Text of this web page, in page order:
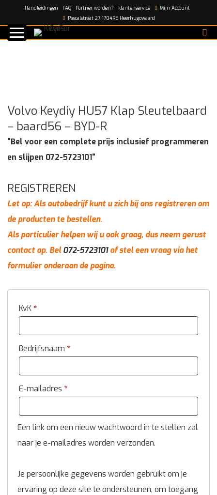
Handleidingen FAQ Partner worden? klantenservice
Mijn Account
Pascalstraat 27 1704RE Heerhugowaard
Home/shop/ Volvo Keydiy HU57 Klap Sleutelbaard –
baard56 – BYD-R
Volvo Keydiy HU57 Klap Sleutelbaard
– baard56 – BYD-R
"Bel voor een complete prijs inclusief programmeren
en slijpen 072-5723101"
REGISTREREN
Let op: Als autobedrijf kunt u zich bij ons registreren om
de producten te bestellen.
Als particulier helpen wij u ook graag, dus neem gerust
contact op. Bel072-5723101of stel een vraag via het
formulier onderaan de pagina.
KvK *
Bedrijfsnaam *
E-mailadres *
Een link om een nieuw wachtwoord in te stellen zal
naar je e-mailadres worden verzonden.
Je persoonlijke gegevens worden gebruikt om je
ervaring op deze site te ondersteunen, om toegang